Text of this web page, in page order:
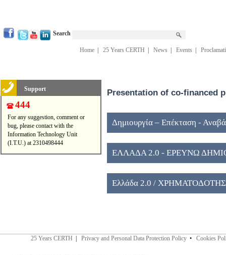
Search
Home 25 Years CERTH News Events
Support
444
For any suggestion, comment or
bug, please contact with the
Information Technology Unit
(I.T.U.) at 2310498444
Presentation of co-financed
Δημιουργία – Επέκταση -
Ερευνητικών Κέντρων
ΕΛΛΑΔΑ 2.0 - ΕΡΕΥΝΩ
Ελλάδα 2.0 /
25 Years CERTH Privacy and Personal Data Protection Policy • Cookies